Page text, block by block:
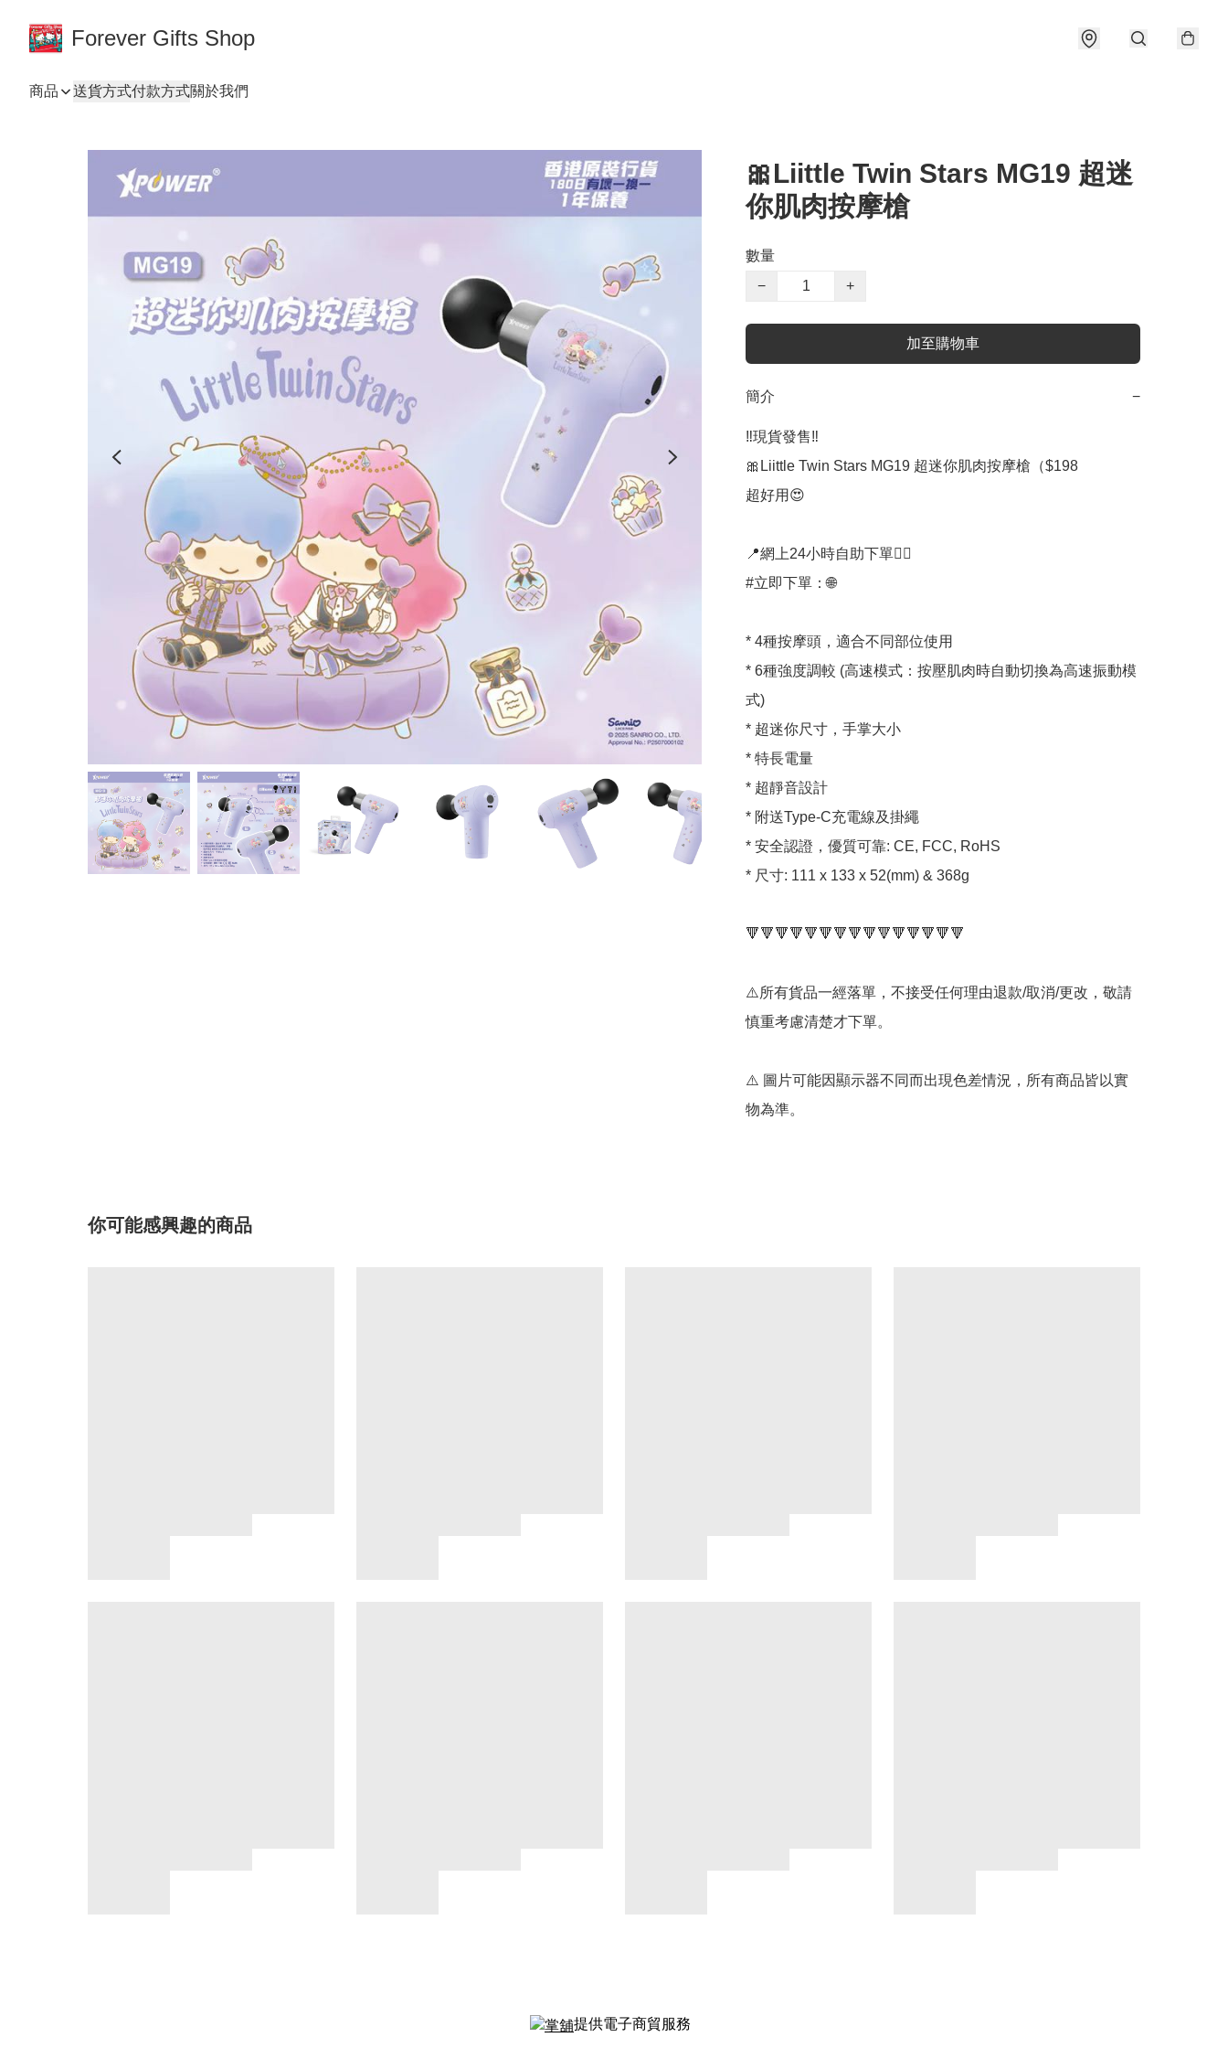
Forever Gifts Shop
商品 送貨方式付款方式關於我們
🎀Liittle Twin Stars MG19 超迷
你肌肉按摩槍
數量
−
+
加至購物車
簡介 −
‼️現貨發售‼️
🎀Liittle Twin Stars MG19 超迷你肌肉按摩槍（$198
超好用😍
📍網上24小時自助下單👍🏻
#立即下單：🌐
* 4種按摩頭，適合不同部位使用
* 6種強度調較 (高速模式：按壓肌肉時自動切換為高速振動模
式)
* 超迷你尺寸，手掌大小
* 特長電量
* 超靜音設計
* 附送Type-C充電線及掛繩
* 安全認證，優質可靠: CE, FCC, RoHS
* 尺寸: 111 x 133 x 52(mm) & 368g
🔻🔻🔻🔻🔻🔻🔻🔻🔻🔻🔻🔻🔻🔻🔻
⚠️所有貨品一經落單，不接受任何理由退款/取消/更改，敬請
慎重考慮清楚才下單。
⚠️ 圖片可能因顯示器不同而出現色差情況，所有商品皆以實
物為準。
你可能感興趣的商品
提供電子商貿服務